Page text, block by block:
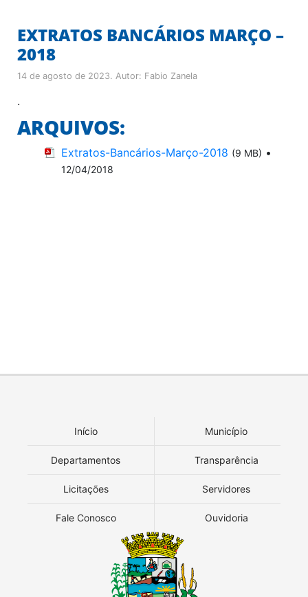
EXTRATOS BANCÁRIOS MARÇO –
2018
14 de agosto de 2023. Autor: Fabio Zanela
.
ARQUIVOS:
Extratos-Bancários-Março-2018 (9 MB) •
12/04/2018
Início Município
Departamentos Transparência
Licitações Servidores
Fale Conosco Ouvidoria